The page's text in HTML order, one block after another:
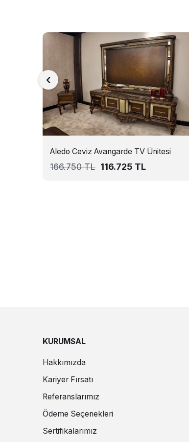
Aledo Ceviz Avangarde TV Ünitesi
166.750TL 116.725 TL
KURUMSAL
Hakkımızda
Kariyer Fırsatı
Referanslarımız
Ödeme Seçenekleri
Sertifikalarımız